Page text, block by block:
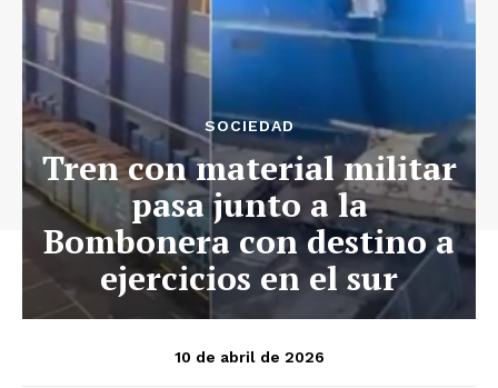
SOCIEDAD
Tren con material militar
pasa junto a la
Bombonera con destino a
ejercicios en el sur
10 de abril de 2026